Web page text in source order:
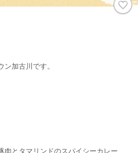
加古川です。
とタマリンドのスパイシーカレー